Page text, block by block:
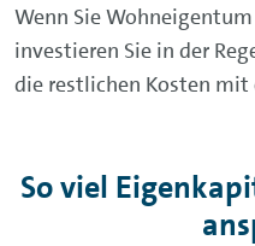
Wenn Sie
investieren Sie in der
die restlichen Kosten mit
So viel